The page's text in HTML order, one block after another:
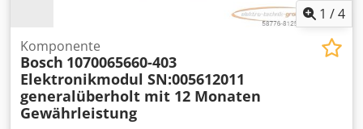
1 /4
Komponente
Bosch 1070065660-403
Elektronikmodul SN:005612011
generalüberholt mit 12 Monaten
Gewährleistung